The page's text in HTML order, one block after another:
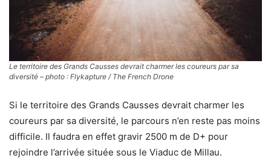
Le territoire des Grands Causses devrait charmer les coureurs par sa
diversité – photo : Flykapture / The French Drone
Si le territoire des Grands Causses devrait charmer les
coureurs par sa diversité, le parcours n’en reste pas moins
difficile. Il faudra en effet gravir 2500 m de D+ pour
rejoindre l’arrivée située sous le Viaduc de Millau.